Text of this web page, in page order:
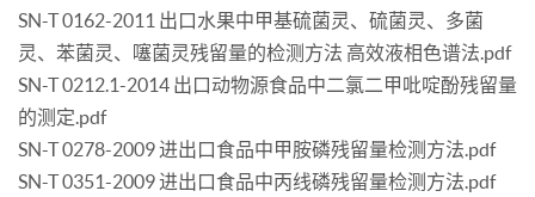
SN-T 0162-2011 出口水果中甲基硫菌灵、硫菌灵、多菌
灵、苯菌灵、噻菌灵残留量的检测方法 高效液相色谱法.pdf
SN-T 0212.1-2014 出口动物源食品中二氯二甲吡啶酚残留量
的测定.pdf
SN-T 0278-2009 进出口食品中甲胺磷残留量检测方法.pdf
SN-T 0351-2009 进出口食品中丙线磷残留量检测方法.pdf